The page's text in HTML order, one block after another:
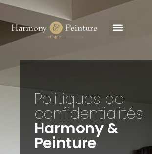
Politiques de
confidentialités
Harmony &
Peinture